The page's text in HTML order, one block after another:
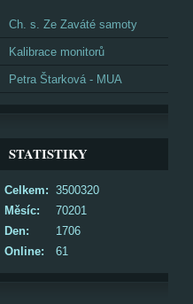
Ch. s. Ze Zaváté samoty
Kalibrace monitorů
Petra Štarková - MUA
STATISTIKY
Online: 61
Celkem: 3500320
Měsíc:
70201
Den:
1706